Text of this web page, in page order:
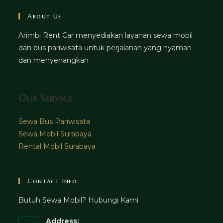
About Us
Arimbi Rent Car menyediakan layanan sewa mobil
dan bus pariwisata untuk perjalanan yang nyaman
dan menyenangkan
Our Service
Sewa Bus Pariwisata
Sewa Mobil Surabaya
Rental Mobil Surabaya
Contact Info
Butuh Sewa Mobil? Hubungi Kami
Address: